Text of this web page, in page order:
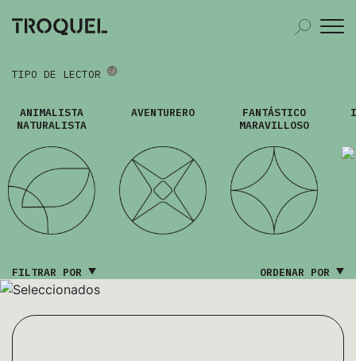
TIPO DE LECTOR
ANIMALISTA
NATURALISTA
AVENTURERO
FANTÁSTICO
MARAVILLOSO
FILTRAR POR ORDENAR POR